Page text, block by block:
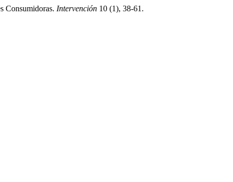
Consumidoras. Intervención 10 (1), 38-61.